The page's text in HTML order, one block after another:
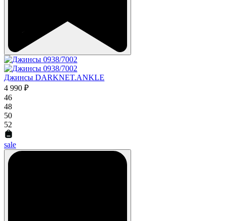
Джинсы DARKNET.ANKLE
4 990 ₽
46
48
50
52
sale